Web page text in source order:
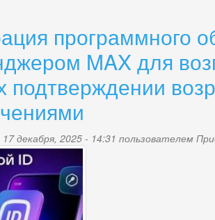
программного
MAX для
подтверждении
декабря, 2025 - 14:31 пользователем